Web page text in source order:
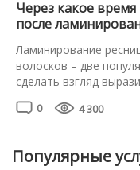
бровей в аппаратной
губ ) […]
Через какое
после
Ламинирование
волосков – две
сделать взгляд
Во ходе процедуры
восстанавливающих
0 4 300
Популярные